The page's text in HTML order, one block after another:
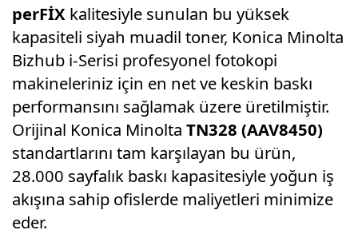
perFİX kalitesiyle sunulan bu yüksek
kapasiteli siyah muadil toner, Konica Minolta
Bizhub i-Serisi profesyonel fotokopi
makineleriniz için en net ve keskin baskı
performansını sağlamak üzere üretilmiştir.
Orijinal Konica Minolta TN328 (AAV8450)
standartlarını tam karşılayan bu ürün,
28.000 sayfalık baskı kapasitesiyle yoğun iş
akışına sahip ofislerde maliyetleri minimize
eder.